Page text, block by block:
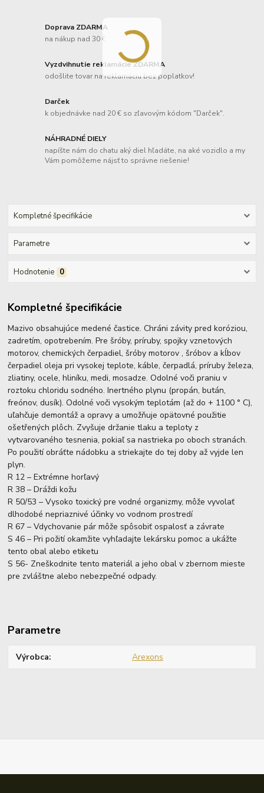
Doprava ZDARMA
na nákup nad 30 €
Vyzdvihnutie reklamácie ZDARMA
odošlite tovar na reklamáciu bez poplatkov!
Darček
k objednávke nad 20 € so zľavovým kódom "Darček".
NÁHRADNÉ DIELY
napíšte nám do chatu aký diel hľadáte, na aké vozidlo a my
Vám pomôžeme nájsť to správne riešenie!
Kompletné špecifikácie
Parametre
Hodnotenie 0
Kompletné špecifikácie
Mazivo obsahujúce medené častice. Chráni závity pred koróziou,
zadretím, opotrebením. Pre šróby, príruby, spojky vznetových
motorov, chemických čerpadiel, šróby motorov , šróbov a kĺbov
čerpadiel oleja pri vysokej teplote, káble, čerpadlá, príruby železa,
zliatiny, ocele, hliníku, medi, mosadze. Odolné voči praniu v
roztoku chloridu sodného. Inertného plynu (propán, bután,
freónov, dusík). Odolné voči vysokým teplotám (až do + 1100 ° C),
uľahčuje demontáž a opravy a umožňuje opätovné použitie
ošetřených plôch. Zvyšuje držanie tlaku a teploty z
vytvarovaného tesnenia, pokiaľ sa nastrieka po oboch stranách.
Po použití obráťte nádobku a striekajte do tej doby až vyjde len
plyn.
R 12 – Extrémne horľavý
R 38 – Dráždi kožu
R 50/53 – Vysoko toxický pre vodné organizmy, môže vyvolať
dlhodobé nepriaznivé účinky vo vodnom prostredí
R 67 – Vdychovanie pár môže spôsobiť ospalosť a závrate
S 46 – Pri požití okamžite vyhľadajte lekársku pomoc a ukážte
tento obal alebo etiketu
S 56- Zneškodnite tento materiál a jeho obal v zbernom mieste
pre zvláštne alebo nebezpečné odpady.
Parametre
Výrobca Arexons